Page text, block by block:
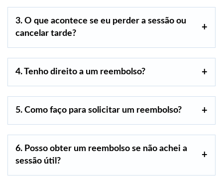
3. O que acontece se eu perder a sessão ou
cancelar tarde?
4. Tenho direito a um reembolso?
5. Como faço para solicitar um reembolso?
6. Posso obter um reembolso se não achei a
sessão útil?